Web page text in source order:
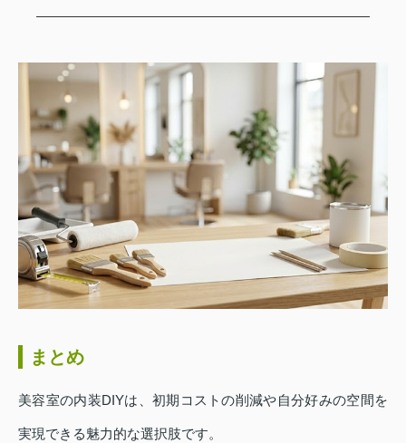
まとめ
美容室の内装DIYは、初期コストの削減や自分好みの空間を
実現できる魅力的な選択肢です。